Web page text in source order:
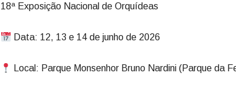
18ª Exposição Nacional de Orquídeas
Data: 12, 13 e 14 de junho de 2026
Local: Parque Monsenhor Bruno Nardini (Parque da